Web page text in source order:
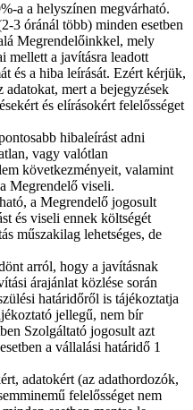
a a helyszínen megvárható.
3 óránál több) minden esetben
Megrendelőinkkel, mely
mellett a javításra leadott
és a hiba leírását. Ezért kérjük,
adatokat, mert a bejegyzések
és elírásokért felelősséget
hibaleírást adni
vagy valótlan
következményeit, valamint
Megrendelő viseli.
a Megrendelő jogosult
és viseli ennek költségét
műszakilag lehetséges, de
arról, hogy a javításnak
árajánlat közlése során
határidőről is tájékoztatja
jellegű, nem bír
Szolgáltató jogosult azt
a vállalási határidő 1
adatokért (az adathordozók,
felelősséget nem